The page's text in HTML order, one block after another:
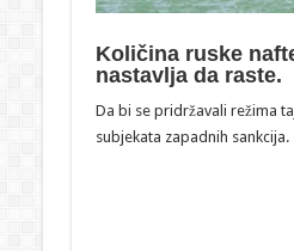
Količina ruske
nastavlja da raste.
Da bi se pridržavali režima
subjekata zapadnih sankcija.